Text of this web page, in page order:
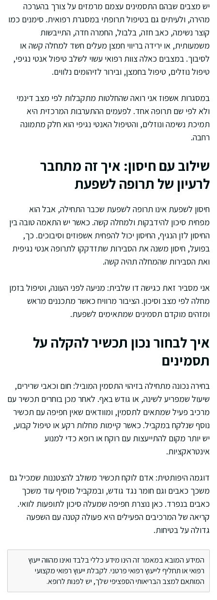
יש מצבים שבהם התסמינים עצמם מרמזים על צורך בהערכה
מהירה, ולעיתים גם בטיפול תרופתי במסגרת רפואית. סימנים כמו
קוצר נשימה, כאב חזה, בלבול, החמרה חדה, התייבשות
משמעותית, או ירידה בריווי חמצן מעלים חשד למחלה קשה או
לסיבוך. במצבים כאלה צוות רפואי עשוי לשלב טיפול אנטי נגיפי,
טיפול נוזלים, טיפול בחמצן, ובירור לזיהומים נלווים.
במסגרות אשפוז אני רואה שהחלטות מתקבלות לפי מצב דינמי
ולא לפי שם תרופה אחד. לפעמים ההתערבות המרכזית היא
תמיכת נשימה ונוזלים, והטיפול האנטי נגיפי הוא חלק מתמונה
רחבה.
שילוב עם חיסון: איך זה מתחבר
לרעיון של תרופה לשפעת
חיסון לשפעת אינו תרופה לשפעת שכבר התחילה, אבל הוא
מפחית סיכון להידבקות ולמחלה קשה. כאשר יש התאמה טובה בין
החיסון לזן הנגיף, החיסון יכול להפחית אשפוזים וסיבוכים. כך,
בפועל, חיסון משנה את הסבירות שתזדקקו לתרופה אנטי נגיפית
ואת הסבירות שהמחלה תהיה קשה.
אני מסביר זאת כגישה דו שלבית: מניעה לפני העונה, וטיפול בזמן
מחלה לפי מצב וסיכון. הציבור מרוויח כאשר מתכננים מראש
ומזהים מוקדם תסמינים שמתאימים לשפעת.
איך לבחור נכון תכשיר להקלה על
תסמינים
בחירה נכונה מתחילה בזיהוי התסמין המוביל: חום וכאבי שרירים,
שיעול שמפריע לשינה, או גודש באף. לאחר מכן בוחרים תכשיר עם
מרכיב פעיל שמתאים לתסמין, ומוודאים שאין חפיפה עם תכשיר
נוסף שנלקח במקביל. כאשר קיימות מחלות רקע או טיפול קבוע,
יש יותר מקום להתייעצות עם רוקח או רופא כדי למנוע
אינטראקציות.
דוגמה היפותטית: אדם לוקח תכשיר משולב להצטננות שמכיל גם
משכך כאבים וגם חומר נגד גודש, ובמקביל מוסיף עוד משכך
כאבים בנפרד. כאן נוצרת חפיפה שמעלה סיכון לתופעות לוואי.
קריאה של המרכיבים הפעילים היא פעולה קטנה עם השפעה
גדולה על בטיחות.
המידע המובא במאמר זה הינו מידע כללי בלבד ואינו מהווה ייעוץ
רפואי או תחליף לייעוץ רפואי פרטני. לקבלת ייעוץ רפואי מקצועי
המותאם למצב הבריאותי הספציפי שלך, יש לפנות לרופא.